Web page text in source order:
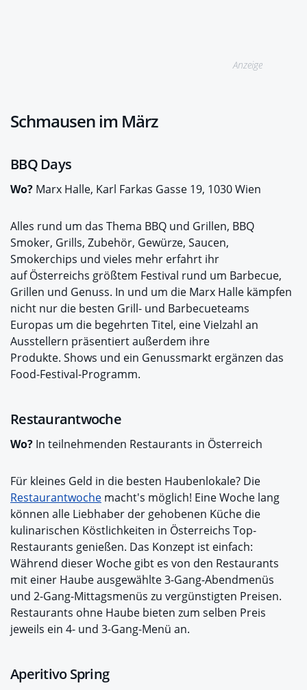
Anzeige
Schmausen im März
BBQ Days
Wo? Marx Halle, Karl Farkas Gasse 19, 1030 Wien
Alles rund um das Thema BBQ und Grillen, BBQ
Smoker, Grills, Zubehör, Gewürze, Saucen,
Smokerchips und vieles mehr erfahrt ihr
auf Österreichs größtem Festival rund um Barbecue,
Grillen und Genuss. In und um die Marx Halle kämpfen
nicht nur die besten Grill- und Barbecueteams
Europas um die begehrten Titel, eine Vielzahl an
Ausstellern präsentiert außerdem ihre
Produkte. Shows und ein Genussmarkt ergänzen das
Food-Festival-Programm.
Restaurantwoche
Wo? In teilnehmenden Restaurants in Österreich
Für kleines Geld in die besten Haubenlokale? Die
Restaurantwoche macht's möglich! Eine Woche lang
können alle Liebhaber der gehobenen Küche die
kulinarischen Köstlichkeiten in Österreichs Top-
Restaurants genießen. Das Konzept ist einfach:
Während dieser Woche gibt es von den Restaurants
mit einer Haube ausgewählte 3-Gang-Abendmenüs
und 2-Gang-Mittagsmenüs zu vergünstigten Preisen.
Restaurants ohne Haube bieten zum selben Preis
jeweils ein 4- und 3-Gang-Menü an.
Aperitivo Spring